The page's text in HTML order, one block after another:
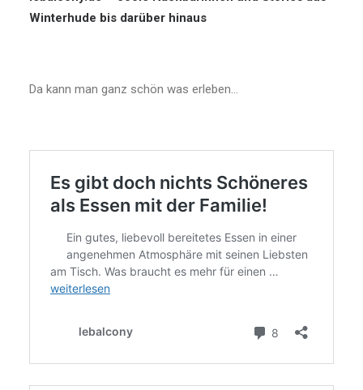
Winterhude bis darüber hinaus
Da kann man ganz schön was erleben…